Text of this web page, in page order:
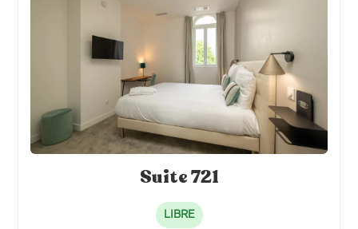
Suite 721
LIBRE